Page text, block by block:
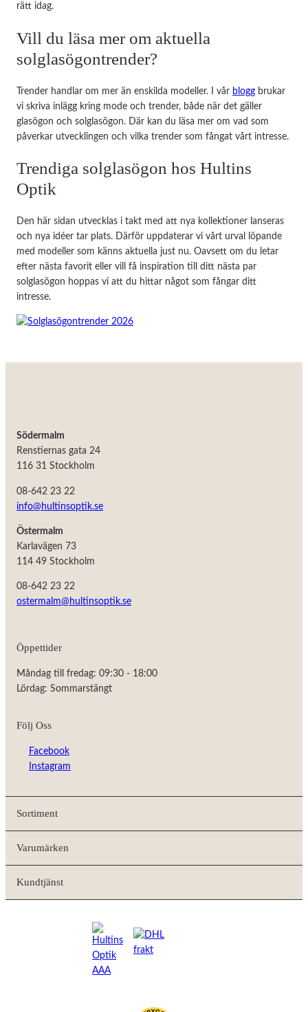
rätt idag.
Vill du läsa mer om aktuella
solglasögontrender?
Trender handlar om mer än enskilda modeller. I vår blogg brukar
vi skriva inlägg kring mode och trender, både när det gäller
glasögon och solglasögon. Där kan du läsa mer om vad som
påverkar utvecklingen och vilka trender som fångat vårt intresse.
Trendiga solglasögon hos Hultins
Optik
Den här sidan utvecklas i takt med att nya kollektioner lanseras
och nya idéer tar plats. Därför uppdaterar vi vårt urval löpande
med modeller som känns aktuella just nu. Oavsett om du letar
efter nästa favorit eller vill få inspiration till ditt nästa par
solglasögon hoppas vi att du hittar något som fångar ditt
intresse.
Södermalm
Renstiernas gata 24
116 31 Stockholm
08-642 23 22
info@hultinsoptik.se
Östermalm
Karlavägen 73
114 49 Stockholm
08-642 23 22
ostermalm@hultinsoptik.se
Öppettider
Måndag till fredag: 09:30 - 18:00
Lördag: Sommarstängt
Följ Oss
Facebook
Instagram
Sortiment
Varumärken
Kundtjänst